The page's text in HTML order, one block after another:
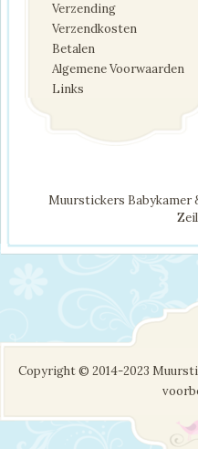
Verzending
Verzendkosten
Betalen
Algemene Voorwaarden
Links
Muurstickers Babykamer
Copyright © 2014-2023